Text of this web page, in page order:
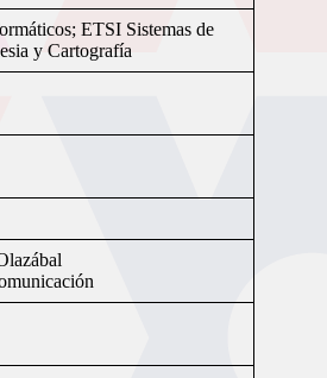
ETSI Sistemas de
y Cartografía